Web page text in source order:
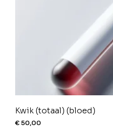
Kwik (totaal) (bloed)
€50,00